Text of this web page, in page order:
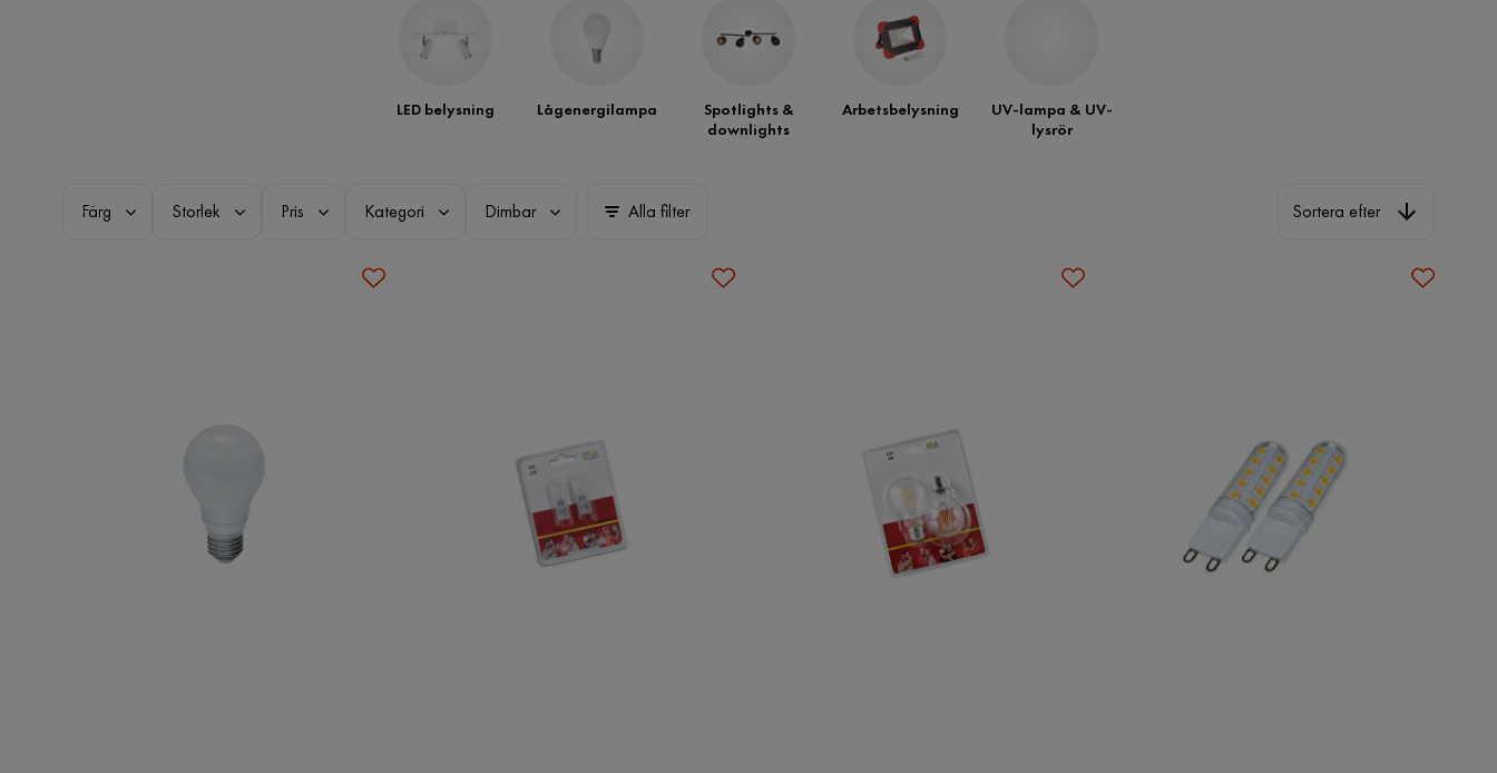
LED belysning Lågenergilampa
Spotlights &
downlights
Arbetsbelysning
UV-lampa & UV-
lysrör
Färg Storlek Pris Kategori Dimbar Alla filter Sortera efter